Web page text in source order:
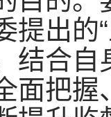
提出的
结合自
面把握